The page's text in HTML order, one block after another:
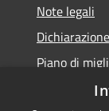
Note legali
Piano di